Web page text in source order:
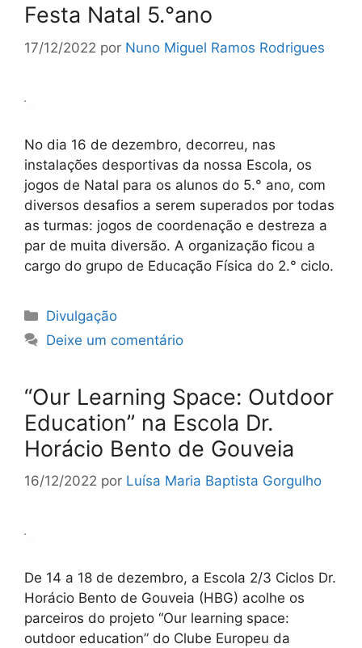
Festa Natal 5.°ano
17/12/2022 por Nuno Miguel Ramos Rodrigues
No dia 16 de dezembro, decorreu, nas
instalações desportivas da nossa Escola, os
jogos de Natal para os alunos do 5.° ano, com
diversos desafios a serem superados por todas
as turmas: jogos de coordenação e destreza a
par de muita diversão. A organização ficou a
cargo do grupo de Educação Física do 2.° ciclo.
Categorias
Divulgação
Deixe um comentário
“Our Learning Space: Outdoor
Education” na Escola Dr.
Horácio Bento de Gouveia
16/12/2022 por Luísa Maria Baptista Gorgulho
De 14 a 18 de dezembro, a Escola 2/3 Ciclos Dr.
Horácio Bento de Gouveia (HBG) acolhe os
parceiros do projeto “Our learning space:
outdoor education” do Clube Europeu da